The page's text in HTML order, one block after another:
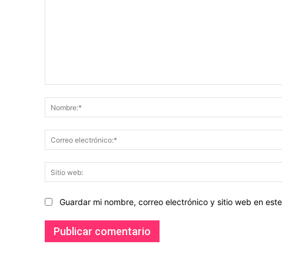
Guardar mi nombre, correo electrónico y sitio web en